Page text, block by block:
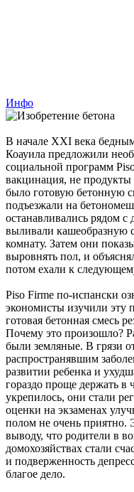
Инфо
В начале XXI века
Коауила предложили
социальной программ
вакцинация, не
было готовую бетонную
подъезжали на
останавливались рядом
выливали кашеобразную
комнату. Затем они
выровнять пол, и
потом ехали к
Piso Firme по-испански
экономисты изучили эту
готовая бетонная смесь
Почему это произошло?
были земляные. В грязи
распространявшим
развитии ребенка и
гораздо проще держать в
укрепилось, они стали
оценки на экзаменах
полом не очень
выводу, что родители в
домохозяйствах стали
и подверженность
благое дело.